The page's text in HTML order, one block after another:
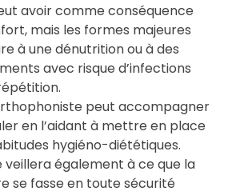
avoir comme conséquence
mais les formes majeures
à une dénutrition ou à des
avec risque d’infections
peut accompagner
en l’aidant à mettre en place
hygiéno-diététiques.
veillera également à ce que la
se fasse en toute sécurité